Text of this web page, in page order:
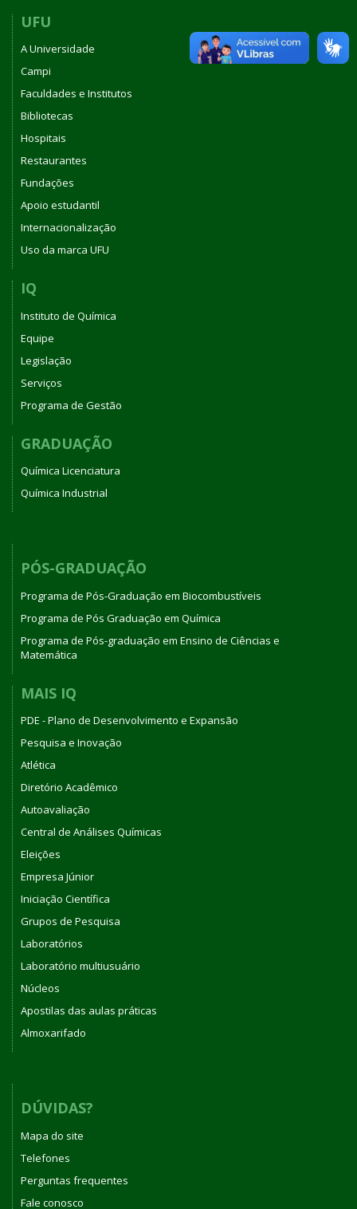
UFU
A Universidade
Campi
Faculdades e Institutos
Bibliotecas
Hospitais
Restaurantes
Fundações
Apoio estudantil
Internacionalização
Uso da marca UFU
IQ
Instituto de Química
Equipe
Legislação
Serviços
Programa de Gestão
GRADUAÇÃO
Química Licenciatura
Química Industrial
PÓS-GRADUAÇÃO
Programa de Pós-Graduação em Biocombustíveis
Programa de Pós Graduação em Química
Programa de Pós-graduação em Ensino de Ciências e
Matemática
MAIS IQ
PDE - Plano de Desenvolvimento e Expansão
Pesquisa e Inovação
Atlética
Diretório Acadêmico
Autoavaliação
Central de Análises Químicas
Eleições
Empresa Júnior
Iniciação Científica
Grupos de Pesquisa
Laboratórios
Laboratório multiusuário
Núcleos
Apostilas das aulas práticas
Almoxarifado
DÚVIDAS?
Mapa do site
Telefones
Perguntas frequentes
Fale conosco